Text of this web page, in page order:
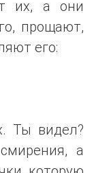
их, а они
прощают,
его:
Ты видел?
а